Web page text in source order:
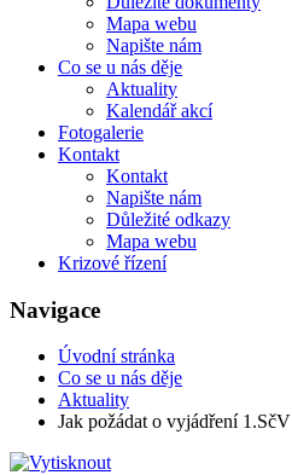
Mapa webu
Napište nám
Co se u nás děje
Aktuality
Kalendář akcí
Fotogalerie
Kontakt
Kontakt
Napište nám
Důležité odkazy
Mapa webu
Krizové řízení
Navigace
Úvodní stránka
Co se u nás děje
Aktuality
Jak požádat o vyjádření 1.SčV